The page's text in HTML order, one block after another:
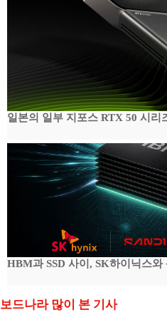
일본의 일부 지포스 RTX 50 시리
HBM과 SSD 사이, SK하이닉스
보드나라 많이 본 기사